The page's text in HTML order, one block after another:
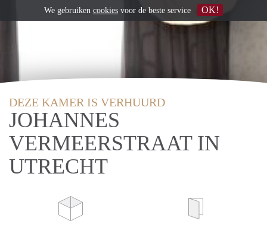
DEZE KAMER IS VERHUURD
JOHANNES
VERMEERSTRAAT IN
UTRECHT
We gebruiken cookies voor de beste service OK!